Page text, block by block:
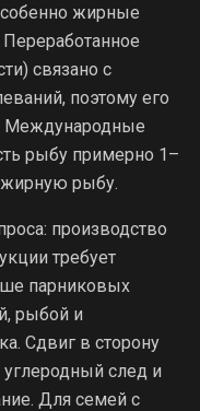
жирные
связано с
поэтому его
Международные
рыбу примерно 1–
рыбу.
производство
требует
парниковых
рыбой и
Сдвиг в сторону
след и
Для семей с